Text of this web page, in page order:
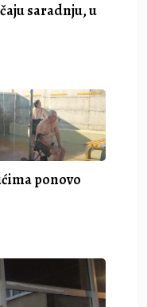
saradnju, u
ponovo